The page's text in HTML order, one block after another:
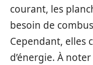
courant, les
besoin de
Cependant, elles
d’énergie. À